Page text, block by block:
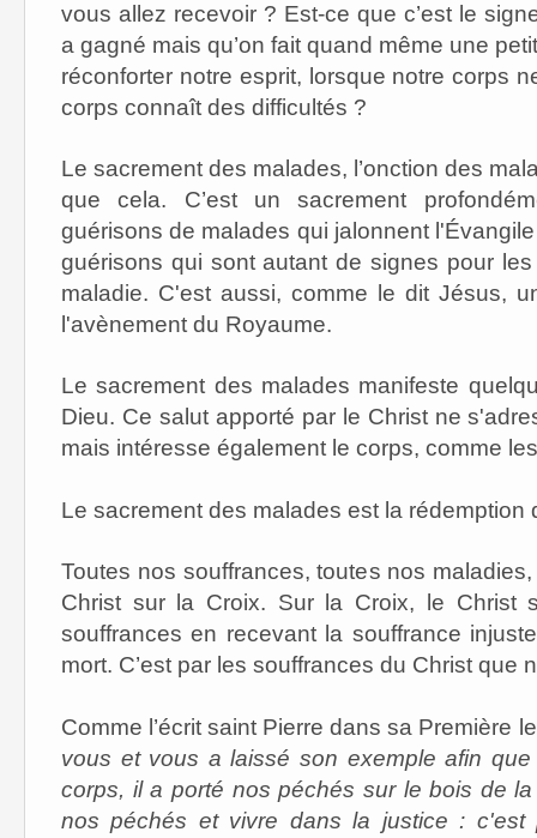
vous allez recevoir ? Est-ce que c’est le
a gagné mais qu’on fait quand même une
réconforter notre esprit, lorsque notre corps
corps connaît des difficultés ?
Le sacrement des malades, l’onction des
que cela. C’est un sacrement
guérisons de malades qui jalonnent
guérisons qui sont autant de signes pour
maladie. C'est aussi, comme le dit Jésus,
l'avènement du Royaume.
Le sacrement des malades manifeste
Dieu. Ce salut apporté par le Christ ne
mais intéresse également le corps, comme
Le sacrement des malades est la
Toutes nos souffrances, toutes nos
Christ sur la Croix. Sur la Croix, le Christ
souffrances en recevant la souffrance
mort. C’est par les souffrances du Christ
Comme l’écrit saint Pierre dans sa Première
vous et vous a laissé son exemple afin
corps, il a porté nos péchés sur le bois de
nos péchés et vivre dans la justice :